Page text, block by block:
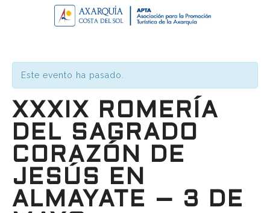
Este evento ha pasado.
XXXIX ROMERÍA
DEL SAGRADO
CORAZÓN DE
JESÚS EN
ALMAYATE – 3 DE